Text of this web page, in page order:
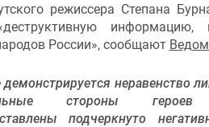
режиссера Степана
информацию,
России», сообщают
демонстрируется неравенство
стороны героев
подчеркнуто